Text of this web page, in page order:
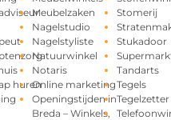
huren
Meubelzaken
Nagelstudio
Nagelstyliste
Natuurwinkel
Notaris
Online marketing
Openingstijden in
Breda – Winkels,
Stomerij
Stukadoor
Tandarts
Tegels
Tegelzetter